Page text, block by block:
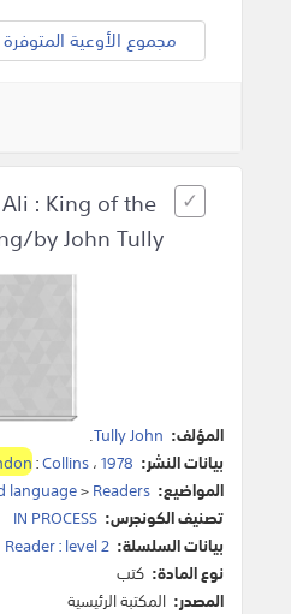
مجموع الأوعية المتوفرة
: King of the
by John Tully.
المؤلف: Tully John
.
بيانات النشر:
:Collins،1978
المواضيع:
language>Readers
تصنيف الكونجرس: IN PROCESS
بيانات السلسلة: : level 2.
نوع المادة: كتب
المصدر: المكتبة الرئيسية